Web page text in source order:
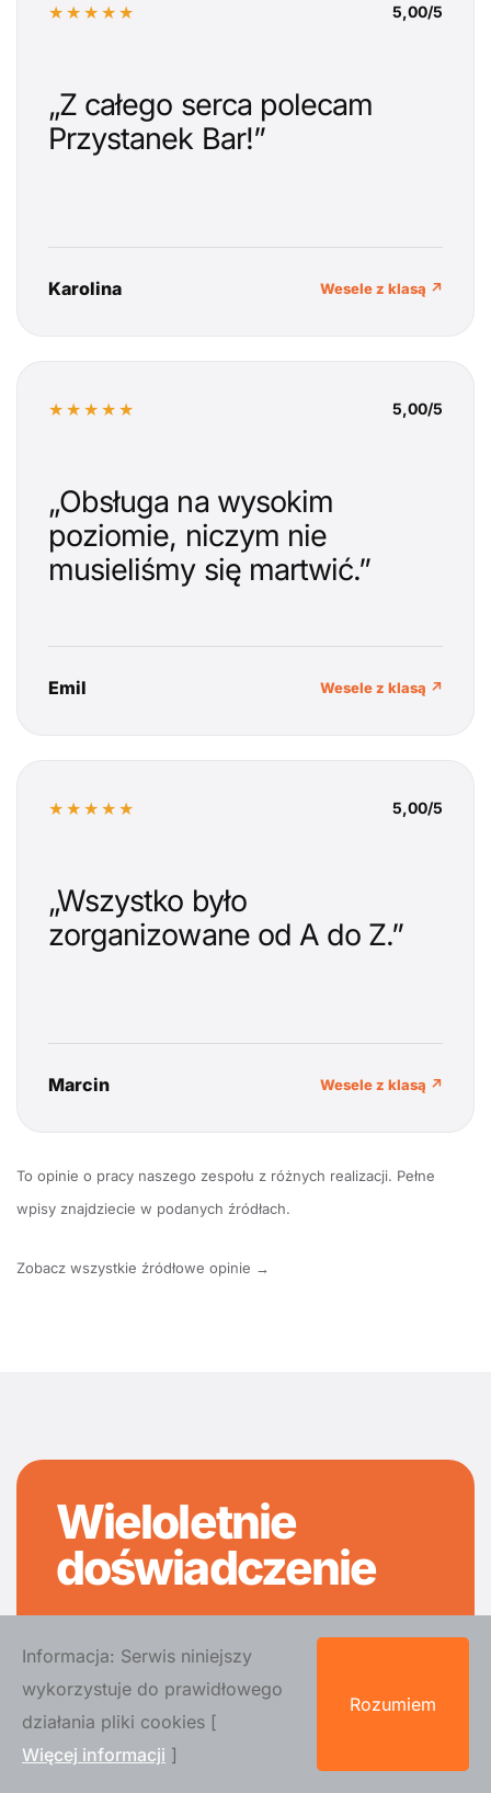
★★★★★ 5,00/5
„Z całego serca polecam
Przystanek Bar!”
Karolina Wesele z klasą ↗
★★★★★ 5,00/5
„Obsługa na wysokim
poziomie, niczym nie
musieliśmy się martwić.”
Emil Wesele z klasą ↗
★★★★★ 5,00/5
„Wszystko było
zorganizowane od A do Z.”
Marcin Wesele z klasą ↗
To opinie o pracy naszego zespołu z różnych realizacji. Pełne
wpisy znajdziecie w podanych źródłach.
Zobacz wszystkie źródłowe opinie →
Wieloletnie
doświadczenie
Przystanek Bar
Informacja: Serwis niniejszy
wykorzystuje do prawidłowego
działania pliki cookies [
Więcej informacji ]
Rozumiem